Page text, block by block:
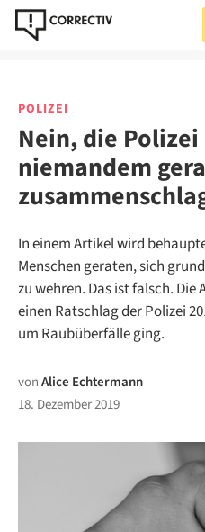
POLIZEI
Nein, die Polizei
niemandem
In einem Artikel wird
Menschen geraten, sich
zu wehren. Das ist falsch. Die
einen Ratschlag der Polizei
um Raubüberfälle ging.
vonAlice Echtermann
18. Dezember 2019